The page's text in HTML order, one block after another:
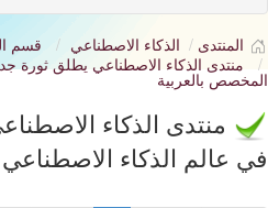
المنتدى الذكاء الاصطناعي
قسم
منتدى الذكاء الاصطناعي يطلق ثورة
المخصص بالعربية
منتدى الذكاء
في عالم الذكاء